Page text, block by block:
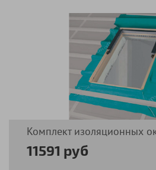
Комплект изоляционных
11591 руб